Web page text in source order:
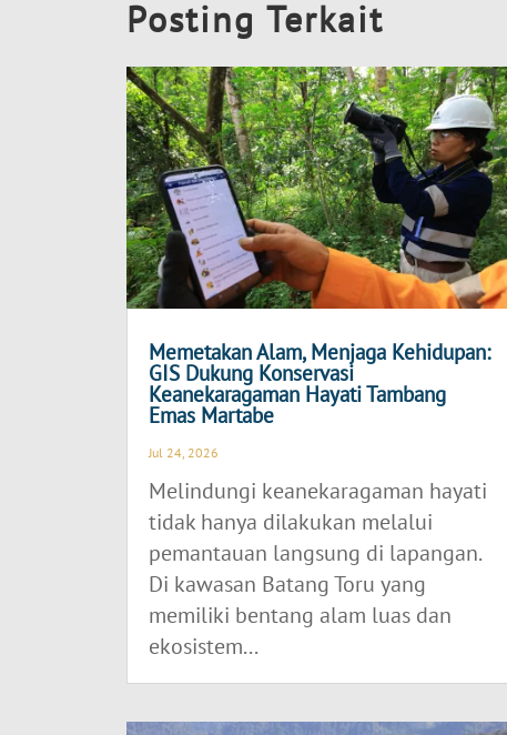
Posting Terkait
Memetakan Alam, Menjaga Kehidupan:
GIS Dukung Konservasi
Keanekaragaman Hayati Tambang
Emas Martabe
Jul 24, 2026
Melindungi keanekaragaman hayati
tidak hanya dilakukan melalui
pemantauan langsung di lapangan.
Di kawasan Batang Toru yang
memiliki bentang alam luas dan
ekosistem...